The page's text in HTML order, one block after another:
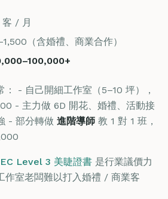
/ 月
（含婚禮、商業合作）
： - 自己開細工作室（5–10 坪），
- 主力做 6D 開花、婚禮、活動接
- 部分轉做 進階導師 教 1 對 1 班，
Level 3 美睫證書 是行業議價力
作室老闆難以打入婚禮 / 商業客